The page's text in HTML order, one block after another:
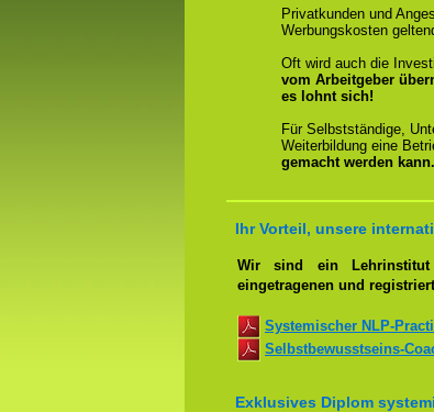
Privatkunden und
Werbungskosten
Oft wird auch die
vom Arbeitgeber
es lohnt sich!
Für Selbstständige,
Weiterbildung eine
gemacht werden kann.
Ihr Vorteil, unsere
Wir sind ein Lehrinstitut
eingetragenen und
Systemischer NLP-
Selbstbewusstseins-
Exklusives Diplom